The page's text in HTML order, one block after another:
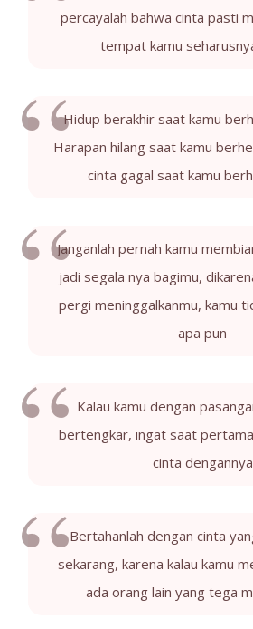
percayalah bahwa cinta pasti
tempat kamu
Hidup berakhir saat kamu
Harapan hilang saat kamu
cinta gagal saat kamu
Janganlah pernah kamu
jadi segala nya bagimu,
pergi meninggalkanmu, kamu
apa pun
Kalau kamu dengan
bertengkar, ingat saat
cinta dengannya
Bertahanlah dengan cinta
sekarang, karena kalau kamu
ada orang lain yang tega